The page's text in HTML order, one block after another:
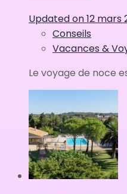
Updated on12 mars
Conseils
Vacances &
Le voyage de noce